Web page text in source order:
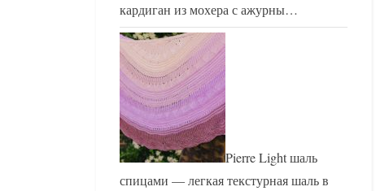
кардиган из мохера с ажурны…
Pierre Light шаль
спицами — легкая текстурная шаль в